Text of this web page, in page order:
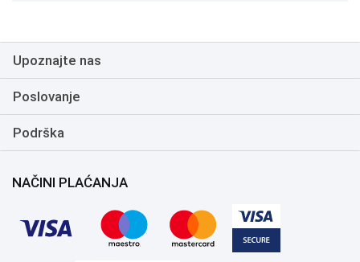
Upoznajte nas
Poslovanje
Podrška
NAČINI PLAĆANJA